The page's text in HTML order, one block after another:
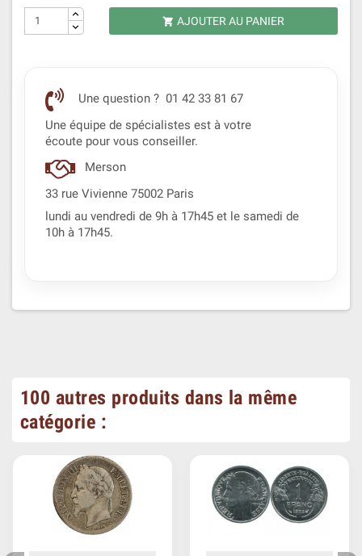
 AJOUTER AU PANIER
Une question ? 01 42 33 81 67
Une équipe de spécialistes est à votre
écoute pour vous conseiller.
Merson
33 rue Vivienne 75002 Paris
lundi au vendredi de 9h à 17h45 et le samedi de
10h à 17h45.
100 autres produits dans la même
catégorie :